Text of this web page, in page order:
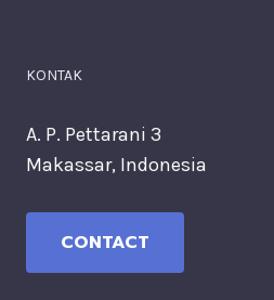
KONTAK
A. P. Pettarani 3
Makassar, Indonesia
CONTACT